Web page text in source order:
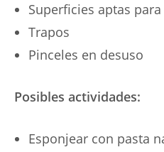
Superficies aptas
Trapos
Pinceles en desuso
Posibles actividades:
Esponjear con pasta